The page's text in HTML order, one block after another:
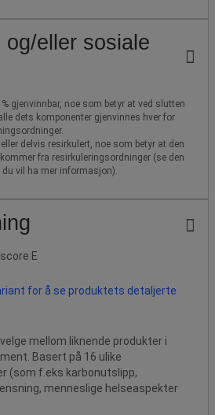
og/eller sosiale
gjenvinnbar, noe som betyr at ved slutten
dets komponenter gjenvinnes hver for
delvis resirkulert, noe som betyr at den
fra resirkuleringsordninger (se den
vil ha mer informasjon).
for å se produktets detaljerte
mellom liknende produkter i
Basert på 16 ulike
(som f.eks karbonutslipp,
menneslige helseaspekter